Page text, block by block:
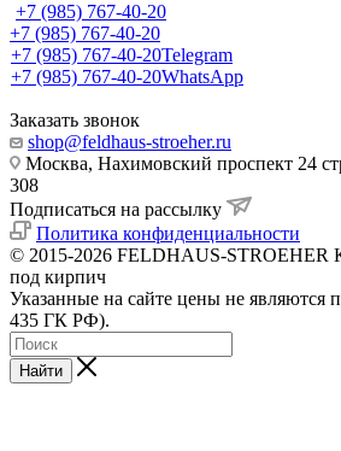
+7 (985) 767-40-20
+7 (985) 767-40-20
+7 (985) 767-40-20Telegram
+7 (985) 767-40-20WhatsApp
Заказать звонок
shop@feldhaus-stroeher.ru
Москва, Нахимовский проспект 24
308
Подписаться на рассылку
Политика конфиденциальности
© 2015-2026 FELDHAUS-STROEHER
под кирпич
Указанные на сайте цены не являются
435 ГК РФ).
Найти